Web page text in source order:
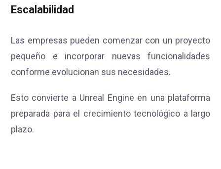
Escalabilidad
Las empresas pueden comenzar con un proyecto
pequeño e incorporar nuevas funcionalidades
conforme evolucionan sus necesidades.
Esto convierte a Unreal Engine en una plataforma
preparada para el crecimiento tecnológico a largo
plazo.